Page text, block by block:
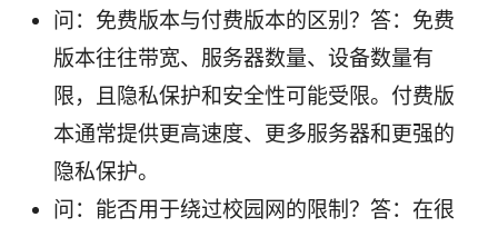
问：免费版本与付费版本的区别？答：免费
版本往往带宽、服务器数量、设备数量有
限，且隐私保护和安全性可能受限。付费版
本通常提供更高速度、更多服务器和更强的
隐私保护。
问：能否用于绕过校园网的限制？答：在很